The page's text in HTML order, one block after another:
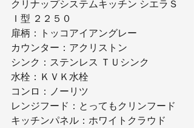
クリナップシステムキッチン シエラＳ
Ｉ型 ２２５０
扉柄：トッコアイアングレー
カウンター：アクリストン
シンク：ステンレス ＴＵシンク
水栓：ＫＶＫ水栓
コンロ：ノーリツ
レンジフード：とってもクリンフード
キッチンパネル：ホワイトクラウド